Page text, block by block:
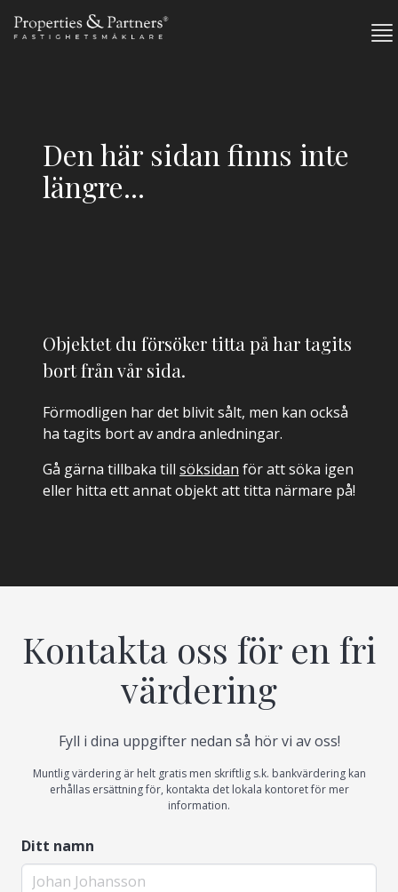
Den här sidan finns inte
längre...
Objektet du försöker titta på har tagits
bort från vår sida.
Förmodligen har det blivit sålt, men kan också
ha tagits bort av andra anledningar.
Gå gärna tillbaka till söksidan för att söka igen
eller hitta ett annat objekt att titta närmare på!
Kontakta oss för en fri
värdering
Fyll i dina uppgifter nedan så hör vi av oss!
Muntlig värdering är helt gratis men skriftlig s.k. bankvärdering kan
erhållas ersättning för, kontakta det lokala kontoret för mer
information.
Ditt namn